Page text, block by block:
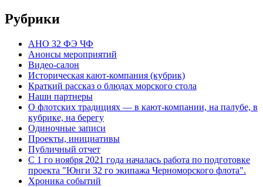
Рубрики
АНО 32 ФЭ ЧФ
Анонсы мероприятий
Видео-салон
Историческая кают-компания (кубрик)
Краткий рассказ о блюдах морского стола
Наши партнеры
О флотских традициях — в кают-компании, на палубе, в
кубрике, на берегу
Одиночные записи
Проекты, инициативы
Публичный отчет
С 1 го ноября 2021 года началась работа по подготовке
проекта "Юнги 32 го экипажа Черноморского флота".
Хроника событий